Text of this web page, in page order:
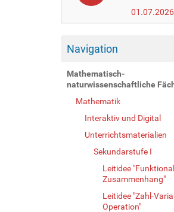
01.07.2026
Navigation
Mathematisch-
naturwissenschaftliche
Mathematik
Interaktiv und Digital
Unterrichtsmaterialien
Sekundarstufe I
Leitidee
Zusammenhang"
Leitidee "Zahl-
Operation"